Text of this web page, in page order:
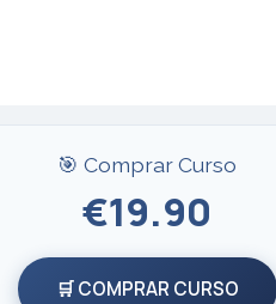
🎯 Comprar Curso
€19.90
🛒 COMPRAR CURSO